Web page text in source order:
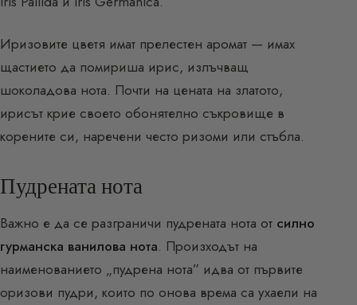
Иризовите цветя имат прелестен аромат — имах
щастието да помириша ирис, излъчващ
шоколадова нота. Почти на цената на златото,
ирисът крие своето обонятелно съкровище в
корените си, наречени често ризоми или стъбла.
Пудрената нота
Важно е да се разграничи пудрената нота от силно
гурманска ванилова нота. Произходът на
наименованието „пудрена нота” идва от първите
оризови пудри, които по онова врема са ухаели на